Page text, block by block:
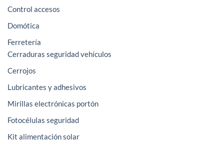
Control accesos
Domótica
Ferretería
Cerraduras seguridad vehículos
Cerrojos
Lubricantes y adhesivos
Mirillas electrónicas portón
Fotocélulas seguridad
Kit alimentación solar